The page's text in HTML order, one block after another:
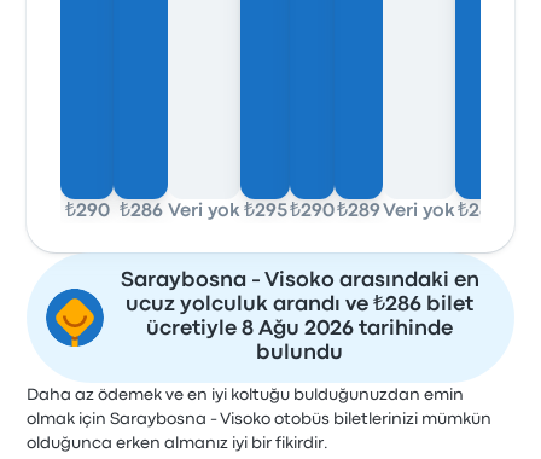
₺290 ₺286 Veri yok ₺295₺290₺289 Veri yok₺286
Saraybosna - Visoko arasındaki en
ucuz yolculuk arandı ve ₺286 bilet
ücretiyle 8 Ağu 2026 tarihinde
bulundu
Daha az ödemek ve en iyi koltuğu bulduğunuzdan emin
olmak için Saraybosna - Visoko otobüs biletlerinizi mümkün
olduğunca erken almanız iyi bir fikirdir.